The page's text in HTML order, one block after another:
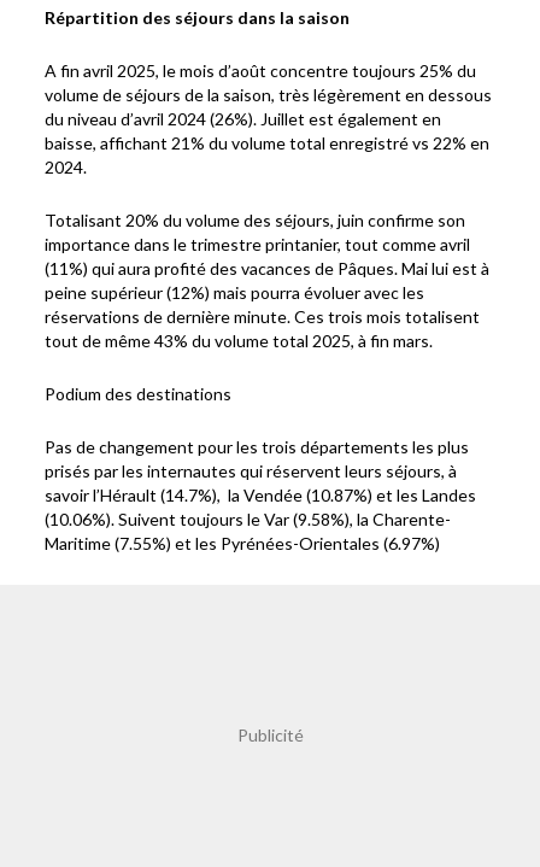
Répartition des séjours dans la saison
A fin avril 2025, le mois d’août concentre toujours 25% du
volume de séjours de la saison, très légèrement en dessous
du niveau d’avril 2024 (26%). Juillet est également en
baisse, affichant 21% du volume total enregistré vs 22% en
2024.
Totalisant 20% du volume des séjours, juin confirme son
importance dans le trimestre printanier, tout comme avril
(11%) qui aura profité des vacances de Pâques. Mai lui est à
peine supérieur (12%) mais pourra évoluer avec les
réservations de dernière minute. Ces trois mois totalisent
tout de même 43% du volume total 2025, à fin mars.
Podium des destinations
Pas de changement pour les trois départements les plus
prisés par les internautes qui réservent leurs séjours, à
savoir l’Hérault (14.7%), la Vendée (10.87%) et les Landes
(10.06%). Suivent toujours le Var (9.58%), la Charente-
Maritime (7.55%) et les Pyrénées-Orientales (6.97%)